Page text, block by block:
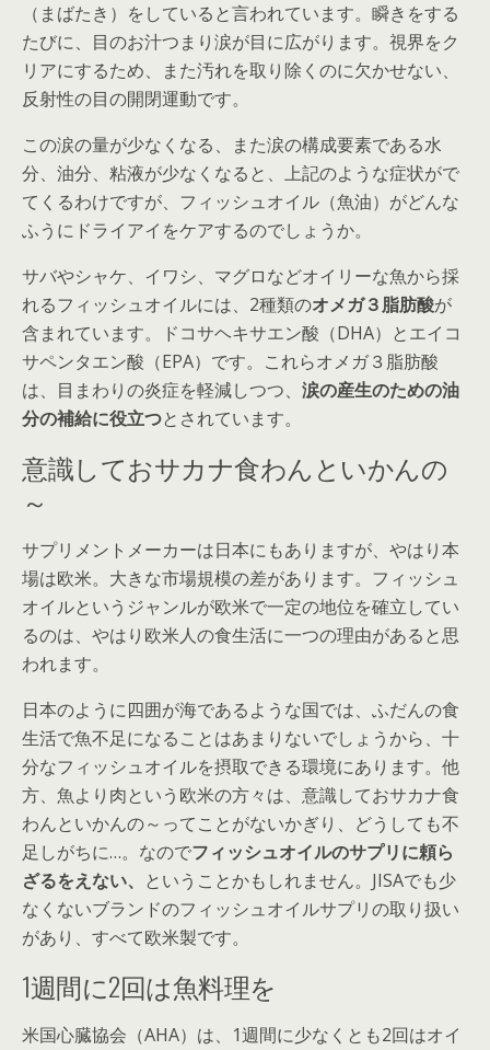
（まばたき）をしていると言われています。瞬きをする
たびに、目のお汁つまり涙が目に広がります。視界をク
リアにするため、また汚れを取り除くのに欠かせない、
反射性の目の開閉運動です。
この涙の量が少なくなる、また涙の構成要素である水
分、油分、粘液が少なくなると、上記のような症状がで
てくるわけですが、フィッシュオイル（魚油）がどんな
ふうにドライアイをケアするのでしょうか。
サバやシャケ、イワシ、マグロなどオイリーな魚から採
れるフィッシュオイルには、2種類のオメガ３脂肪酸が
含まれています。ドコサヘキサエン酸（DHA）とエイコ
サペンタエン酸（EPA）です。これらオメガ３脂肪酸
は、目まわりの炎症を軽減しつつ、 涙の産生のための油
分の補給に役立つとされています。
意識しておサカナ食わんといかんの
～
サプリメントメーカーは日本にもありますが、やはり本
場は欧米。大きな市場規模の差があります。フィッシュ
オイルというジャンルが欧米で一定の地位を確立してい
るのは、やはり欧米人の食生活に一つの理由があると思
われます。
日本のように四囲が海であるような国では、ふだんの食
生活で魚不足になることはあまりないでしょうから、十
分なフィッシュオイルを摂取できる環境にあります。他
方、魚より肉という欧米の方々は、意識しておサカナ食
わんといかんの～ってことがないかぎり、どうしても不
足しがちに…。なのでフィッシュオイルのサプリに頼ら
ざるをえない、 ということかもしれません。JISAでも少
なくないブランドのフィッシュオイルサプリの取り扱い
があり、すべて欧米製です。
1週間に2回は魚料理を
米国心臓協会（AHA）は、1週間に少なくとも2回はオイ